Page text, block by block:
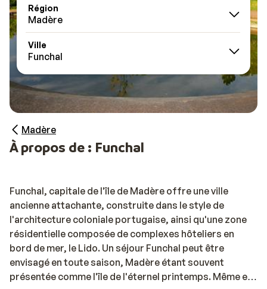
Région
Madère
Ville
Funchal
Madère
À propos de : Funchal
Funchal, capitale de l'île de Madère offre une ville
ancienne attachante, construite dans le style de
l'architecture coloniale portugaise, ainsi qu'une zone
résidentielle composée de complexes hôteliers en
bord de mer, le Lido. Un séjour Funchal peut être
envisagé en toute saison, Madère étant souvent
présentée comme l'île de l'éternel printemps. Même en